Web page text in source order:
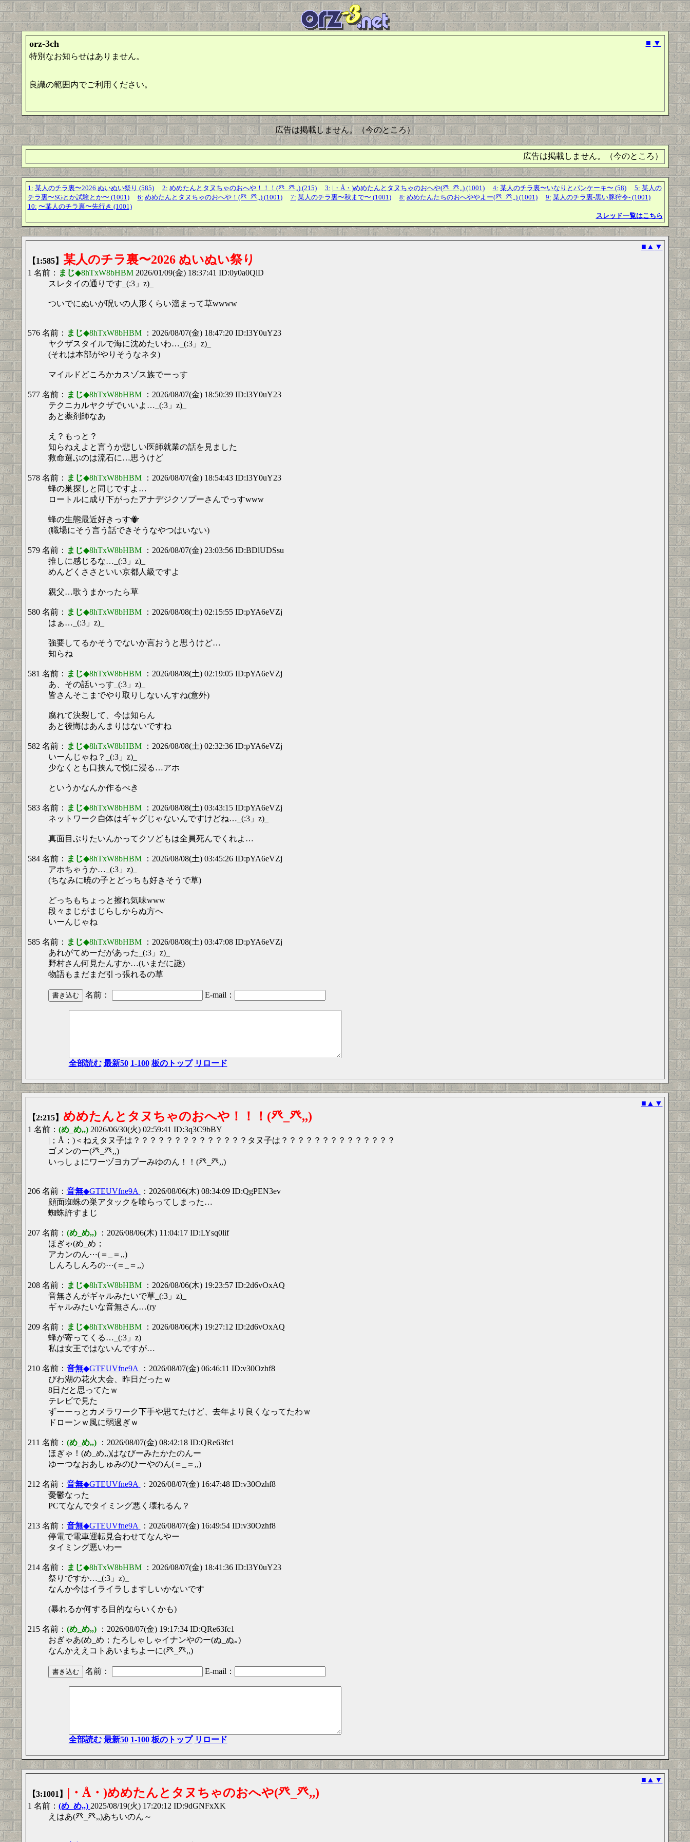
orz-3ch ■ ▼
特別なお知らせはありません。
良識の範囲内でご利用ください。
広告は掲載しません。（今のところ）
広告は掲載しません。（今のところ）
1: 某人のチラ裏〜2026 ぬいぬい祭り (585) 2: めめたんとタヌちゃのおへや！！！(癶_癶,,) (215) 3: |・Å・)めめたんとタヌちゃのおへや(癶_癶,,) (1001) 4: 某人のチラ裏〜いなりとパンケーキ〜 (58) 5: 某人の
チラ裏〜SGとか試験とか〜 (1001)
6: めめたんとタヌちゃのおへや！(癶_癶,,) (1001) 7: 某人のチラ裏〜秋まで〜 (1001) 8: めめたんたちのおへややよー(癶_癶,,) (1001) 9: 某人のチラ裏-黒い豚狩令- (1001)
10: 〜某人のチラ裏〜先行き (1001)
スレッド一覧はこちら
■ ▲ ▼
【1:585】 某人のチラ裏〜2026 ぬいぬい祭り
1 名前： まじ◆8hTxW8bHBM 2026/01/09(金) 18:37:41 ID:0y0a0QlD
スレタイの通りです_(:3」z)_
ついでにぬいが呪いの人形くらい溜まって草wwww
576 名前： まじ◆8hTxW8bHBM
：2026/08/07(金) 18:47:20 ID:I3Y0uY23
ヤクザスタイルで海に沈めたいわ…_(:3」z)_
(それは本部がやりそうなネタ)
マイルドどころかカスゾス族でーっす
577 名前： まじ◆8hTxW8bHBM
：2026/08/07(金) 18:50:39 ID:I3Y0uY23
テクニカルヤクザでいいよ…_(:3」z)_
あと薬剤師なあ
え？もっと？
知らねえよと言うか悲しい医師就業の話を見ました
救命選ぶのは流石に…思うけど
578 名前： まじ◆8hTxW8bHBM
：2026/08/07(金) 18:54:43 ID:I3Y0uY23
蜂の巣探しと同じですよ…
ロートルに成り下がったアナデジクソプーさんでっすwww
蜂の生態最近好きっす🐝
(職場にそう言う話できそうなやつはいない)
579 名前： まじ◆8hTxW8bHBM
：2026/08/07(金) 23:03:56 ID:BDlUDSsu
推しに感じるな…_(:3」z)_
めんどくささといい京都人級ですよ
親父…歌うまかったら草
580 名前： まじ◆8hTxW8bHBM
：2026/08/08(土) 02:15:55 ID:pYA6eVZj
はぁ…_(:3」z)_
強要してるかそうでないか言おうと思うけど…
知らね
581 名前： まじ◆8hTxW8bHBM
：2026/08/08(土) 02:19:05 ID:pYA6eVZj
あ、その話いっす_(:3」z)_
皆さんそこまでやり取りしないんすね(意外)
腐れて決裂して、今は知らん
あと後悔はあんまりはないですね
582 名前： まじ◆8hTxW8bHBM
：2026/08/08(土) 02:32:36 ID:pYA6eVZj
いーんじゃね？_(:3」z)_
少なくとも口挟んで悦に浸る…アホ
というかなんか作るべき
583 名前： まじ◆8hTxW8bHBM
：2026/08/08(土) 03:43:15 ID:pYA6eVZj
ネットワーク自体はギャグじゃないんですけどね…_(:3」z)_
真面目ぶりたいんかってクソどもは全員死んでくれよ…
584 名前： まじ◆8hTxW8bHBM
：2026/08/08(土) 03:45:26 ID:pYA6eVZj
アホちゃうか…_(:3」z)_
(ちなみに暁の子とどっちも好きそうで草)
どっちもちょっと擦れ気味www
段々まじがまじらしからぬ方へ
いーんじゃね
585 名前： まじ◆8hTxW8bHBM
：2026/08/08(土) 03:47:08 ID:pYA6eVZj
あれがてめーだがあった_(:3」z)_
野村さん何見たんすか…(いまだに謎)
物語もまだまだ引っ張れるの草
名前： E-mail：
全部読む 最新50 1-100 板のトップ リロード
■ ▲ ▼
【2:215】 めめたんとタヌちゃのおへや！！！(癶_癶,,)
1 名前： (め_め,,) 2026/06/30(火) 02:59:41 ID:3q3C9bBY
|；Å；)＜ねえタヌ子は？？？？？？？？？？？？？？タヌ子は？？？？？？？？？？？？？？
ゴメンのー(癶_癶,,)
いっしょにワーヅヨカプーみゆのん！！(癶_癶,,)
206 名前： 音無◆GTEUVfne9A
：2026/08/06(木) 08:34:09 ID:QgPEN3ev
顔面蜘蛛の巣アタックを喰らってしまった…
蜘蛛許すまじ
207 名前： (め_め,,)
：2026/08/06(木) 11:04:17 ID:LYsq0lif
ほぎゃ(め_め；
アカンのん⋯(＝_＝,,)
しんろしんろの⋯(＝_＝,,)
208 名前： まじ◆8hTxW8bHBM
：2026/08/06(木) 19:23:57 ID:2d6vOxAQ
音無さんがギャルみたいで草_(:3」z)_
ギャルみたいな音無さん…(ry
209 名前： まじ◆8hTxW8bHBM
：2026/08/06(木) 19:27:12 ID:2d6vOxAQ
蜂が寄ってくる…_(:3」z)
私は女王ではないんですが…
210 名前： 音無◆GTEUVfne9A
：2026/08/07(金) 06:46:11 ID:v30Ozhf8
びわ湖の花火大会、昨日だったｗ
8日だと思ってたｗ
テレビで見た
ずーーっとカメラワーク下手や思てたけど、去年より良くなってたわｗ
ドローンｗ風に弱過ぎｗ
211 名前： (め_め,,)
：2026/08/07(金) 08:42:18 ID:QRe63fc1
ほぎゃ！(め_め,,)はなびーみたかたのんー
ゆーつなおあしゅみのひーやのん(＝_＝,,)
212 名前： 音無◆GTEUVfne9A
：2026/08/07(金) 16:47:48 ID:v30Ozhf8
憂鬱なった
PCてなんでタイミング悪く壊れるん？
213 名前： 音無◆GTEUVfne9A
：2026/08/07(金) 16:49:54 ID:v30Ozhf8
停電で電車運転見合わせてなんやー
タイミング悪いわー
214 名前： まじ◆8hTxW8bHBM
：2026/08/07(金) 18:41:36 ID:I3Y0uY23
祭りですか…_(:3」z)_
なんか今はイライラしますしいかないです
(暴れるか何する目的ならいくかも)
215 名前： (め_め,,)
：2026/08/07(金) 19:17:34 ID:QRe63fc1
おぎゃあ(め_め；たろしゃしゃイナンやのー(ぬ_ぬ｡)
なんかええコトあいまちよーに(癶_癶,,)
名前： E-mail：
全部読む 最新50 1-100 板のトップ リロード
■ ▲ ▼
【3:1001】 |・Å・)めめたんとタヌちゃのおへや(癶_癶,,)
1 名前： (め_め,,) 2025/08/19(火) 17:20:12 ID:9dGNFxXK
えはあ(癶_癶,,)あちいのん～